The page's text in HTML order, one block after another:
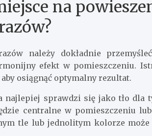
na
należy dokładnie
efekt w pomieszczeniu.
osiągnąć optymalny rezultat.
sprawdzi się jako tło dla
centralne w pomieszczeniu
tle lub jednolitym kolorze może